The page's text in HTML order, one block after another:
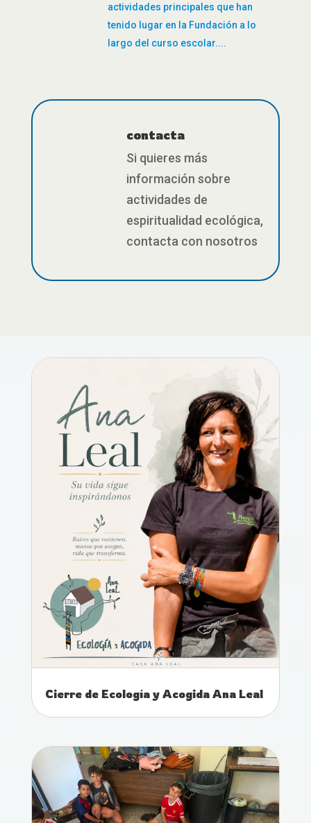
actividades principales que han
tenido lugar en la Fundación a lo
largo del curso escolar....
contacta
Si quieres más
información sobre
actividades de
espiritualidad ecológica,
contacta con nosotros
Cierre de Ecología y Acogida Ana Leal